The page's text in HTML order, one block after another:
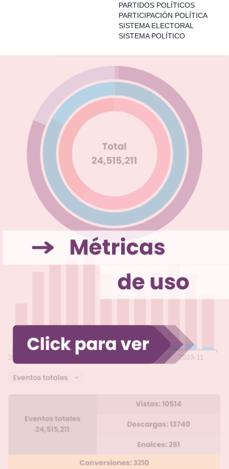
PARTIDOS POLÍTICOS
PARTICIPACIÓN POLÍTICA
SISTEMA ELECTORAL
SISTEMA POLÍTICO